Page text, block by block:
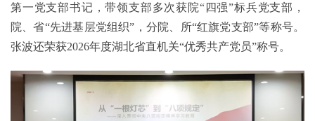
第一党支部书记，带领支部多次获院“四强”标兵党支部，
院、省“先进基层党组织”，分院、所“红旗党支部”等称号。
张波还荣获2026年度湖北省直机关“优秀共产党员”称号。